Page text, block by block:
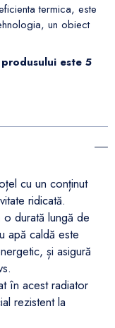
termica, este
un obiect
este 5
cu un conținut
ridicată.
o durată lungă de
apă caldă este
și asigură
în acest radiator
rezistent la